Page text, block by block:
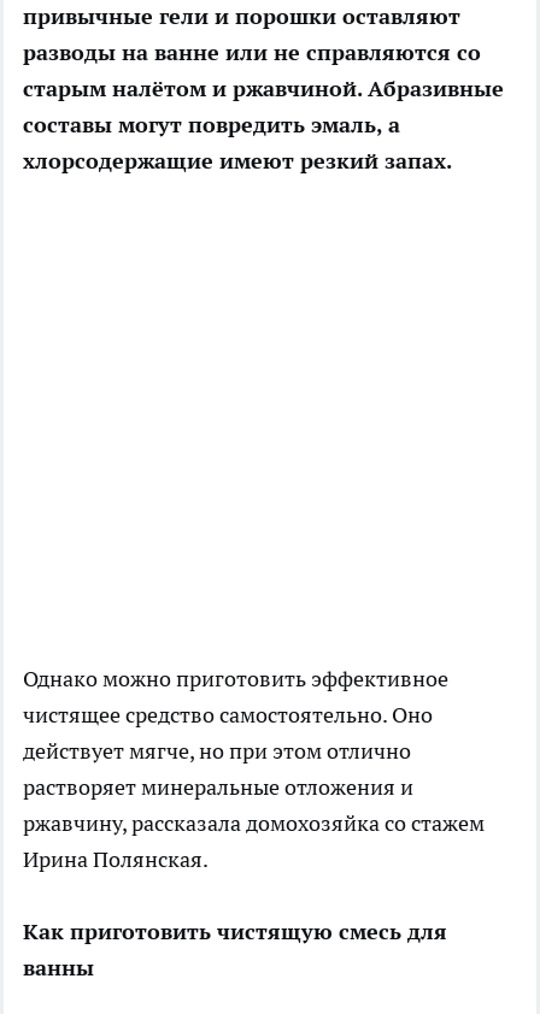
привычные гели и порошки оставляют
разводы на ванне или не справляются со
старым налётом и ржавчиной. Абразивные
составы могут повредить эмаль, а
хлорсодержащие имеют резкий запах.
Однако можно приготовить эффективное
чистящее средство самостоятельно. Оно
действует мягче, но при этом отлично
растворяет минеральные отложения и
ржавчину, рассказала домохозяйка со стажем
Ирина Полянская.
Как приготовить чистящую смесь для
ванны